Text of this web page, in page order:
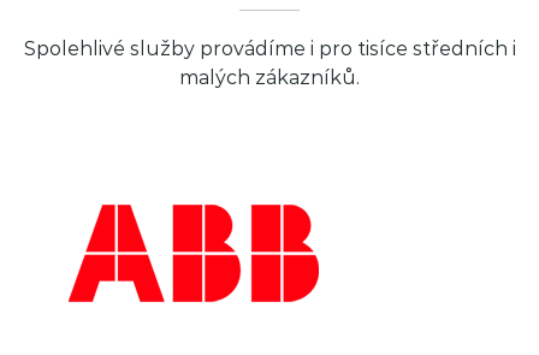
Spolehlivé služby provádíme i pro tisíce středních i
malých zákazníků.